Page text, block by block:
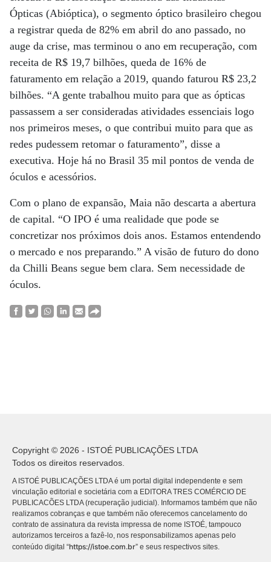
Ópticas (Abióptica), o segmento óptico brasileiro chegou
a registrar queda de 82% em abril do ano passado, no
auge da crise, mas terminou o ano em recuperação, com
receita de R$ 19,7 bilhões, queda de 16% de
faturamento em relação a 2019, quando faturou R$ 23,2
bilhões. “A gente trabalhou muito para que as ópticas
passassem a ser consideradas atividades essenciais logo
nos primeiros meses, o que contribui muito para que as
redes pudessem retomar o faturamento”, disse a
executiva. Hoje há no Brasil 35 mil pontos de venda de
óculos e acessórios.
Com o plano de expansão, Maia não descarta a abertura
de capital. “O IPO é uma realidade que pode se
concretizar nos próximos dois anos. Estamos entendendo
o mercado e nos preparando.” A visão de futuro do dono
da Chilli Beans segue bem clara. Sem necessidade de
óculos.
Copyright © 2026 - ISTOÉ PUBLICAÇÕES LTDA
Todos os direitos reservados.
A ISTOÉ PUBLICAÇÕES LTDA é um portal digital independente e sem
vinculação editorial e societária com a EDITORA TRES COMÉRCIO DE
PUBLICACÕES LTDA (recuperação judicial). Informamos também que não
realizamos cobranças e que também não oferecemos cancelamento do
contrato de assinatura da revista impressa de nome ISTOÉ, tampouco
autorizamos terceiros a fazê-lo, nos responsabilizamos apenas pelo
conteúdo digital “https://istoe.com.br” e seus respectivos sites.